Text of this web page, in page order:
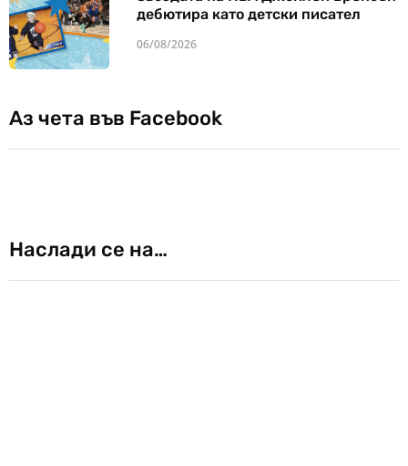
дебютира като детски писател
06/08/2026
Аз чета във Facebook
Наслади се на…